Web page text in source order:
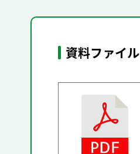
資料ファイル